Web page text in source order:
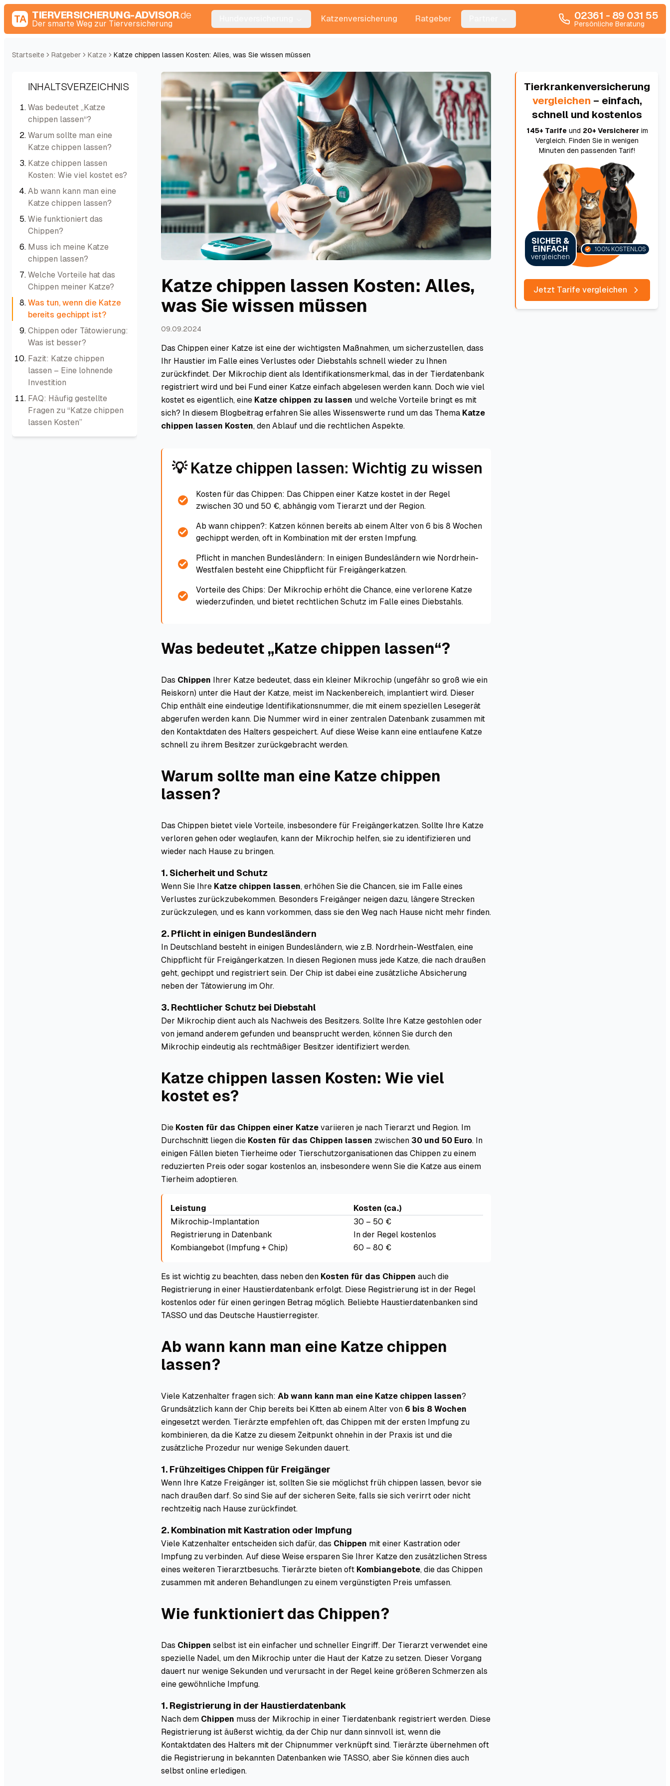
TA TIERVERSICHERUNG-ADVISOR.de
Der smarte Weg zur Tierversicherung
Katzenversicherung Ratgeber 02361 - 89 031 55
Persönliche Beratung
Startseite Ratgeber Katze Katze chippen lassen Kosten: Alles, was Sie wissen müssen
INHALTSVERZEICHNIS
Was bedeutet „Katze
chippen lassen“?
Warum sollte man eine
Katze chippen lassen?
Katze chippen lassen
Kosten: Wie viel kostet es?
Ab wann kann man eine
Katze chippen lassen?
Wie funktioniert das
Chippen?
Muss ich meine Katze
chippen lassen?
Welche Vorteile hat das
Chippen meiner Katze?
Was tun, wenn die Katze
bereits gechippt ist?
Chippen oder Tätowierung:
Was ist besser?
Fazit: Katze chippen
lassen – Eine lohnende
Investition
FAQ: Häufig gestellte
Fragen zu “Katze chippen
lassen Kosten”
Katze chippen lassen Kosten: Alles,
was Sie wissen müssen
09.09.2024
Das Chippen einer Katze ist eine der wichtigsten Maßnahmen, um sicherzustellen, dass
Ihr Haustier im Falle eines Verlustes oder Diebstahls schnell wieder zu Ihnen
zurückfindet. Der Mikrochip dient als Identifikationsmerkmal, das in der Tierdatenbank
registriert wird und bei Fund einer Katze einfach abgelesen werden kann. Doch wie viel
kostet es eigentlich, eine Katze chippen zu lassen und welche Vorteile bringt es mit
sich? In diesem Blogbeitrag erfahren Sie alles Wissenswerte rund um das Thema Katze
chippen lassen Kosten, den Ablauf und die rechtlichen Aspekte.
💡 Katze chippen lassen: Wichtig zu wissen
Kosten für das Chippen: Das Chippen einer Katze kostet in der Regel
zwischen 30 und 50 €, abhängig vom Tierarzt und der Region.
Ab wann chippen?: Katzen können bereits ab einem Alter von 6 bis 8 Wochen
gechippt werden, oft in Kombination mit der ersten Impfung.
Pflicht in manchen Bundesländern: In einigen Bundesländern wie Nordrhein-
Westfalen besteht eine Chippflicht für Freigängerkatzen.
Vorteile des Chips: Der Mikrochip erhöht die Chance, eine verlorene Katze
wiederzufinden, und bietet rechtlichen Schutz im Falle eines Diebstahls.
Was bedeutet „Katze chippen lassen“?
Das Chippen Ihrer Katze bedeutet, dass ein kleiner Mikrochip (ungefähr so groß wie ein
Reiskorn) unter die Haut der Katze, meist im Nackenbereich, implantiert wird. Dieser
Chip enthält eine eindeutige Identifikationsnummer, die mit einem speziellen Lesegerät
abgerufen werden kann. Die Nummer wird in einer zentralen Datenbank zusammen mit
den Kontaktdaten des Halters gespeichert. Auf diese Weise kann eine entlaufene Katze
schnell zu ihrem Besitzer zurückgebracht werden.
Warum sollte man eine Katze chippen
lassen?
Das Chippen bietet viele Vorteile, insbesondere für Freigängerkatzen. Sollte Ihre Katze
verloren gehen oder weglaufen, kann der Mikrochip helfen, sie zu identifizieren und
wieder nach Hause zu bringen.
1. Sicherheit und Schutz
Wenn Sie Ihre Katze chippen lassen, erhöhen Sie die Chancen, sie im Falle eines
Verlustes zurückzubekommen. Besonders Freigänger neigen dazu, längere Strecken
zurückzulegen, und es kann vorkommen, dass sie den Weg nach Hause nicht mehr finden.
2. Pflicht in einigen Bundesländern
In Deutschland besteht in einigen Bundesländern, wie z.B. Nordrhein-Westfalen, eine
Chippflicht für Freigängerkatzen. In diesen Regionen muss jede Katze, die nach draußen
geht, gechippt und registriert sein. Der Chip ist dabei eine zusätzliche Absicherung
neben der Tätowierung im Ohr.
3. Rechtlicher Schutz bei Diebstahl
Der Mikrochip dient auch als Nachweis des Besitzers. Sollte Ihre Katze gestohlen oder
von jemand anderem gefunden und beansprucht werden, können Sie durch den
Mikrochip eindeutig als rechtmäßiger Besitzer identifiziert werden.
Katze chippen lassen Kosten: Wie viel
kostet es?
Die Kosten für das Chippen einer Katze variieren je nach Tierarzt und Region. Im
Durchschnitt liegen die Kosten für das Chippen lassen zwischen 30 und 50 Euro. In
einigen Fällen bieten Tierheime oder Tierschutzorganisationen das Chippen zu einem
reduzierten Preis oder sogar kostenlos an, insbesondere wenn Sie die Katze aus einem
Tierheim adoptieren.
Leistung
Kosten (ca.)
Mikrochip-Implantation
30 – 50 €
Registrierung in Datenbank
In der Regel kostenlos
Kombiangebot (Impfung + Chip)
60 – 80 €
Es ist wichtig zu beachten, dass neben den Kosten für das Chippen auch die
Registrierung in einer Haustierdatenbank erfolgt. Diese Registrierung ist in der Regel
kostenlos oder für einen geringen Betrag möglich. Beliebte Haustierdatenbanken sind
TASSO und das Deutsche Haustierregister.
Ab wann kann man eine Katze chippen
lassen?
Viele Katzenhalter fragen sich: Ab wann kann man eine Katze chippen lassen?
Grundsätzlich kann der Chip bereits bei Kitten ab einem Alter von 6 bis 8 Wochen
eingesetzt werden. Tierärzte empfehlen oft, das Chippen mit der ersten Impfung zu
kombinieren, da die Katze zu diesem Zeitpunkt ohnehin in der Praxis ist und die
zusätzliche Prozedur nur wenige Sekunden dauert.
1. Frühzeitiges Chippen für Freigänger
Wenn Ihre Katze Freigänger ist, sollten Sie sie möglichst früh chippen lassen, bevor sie
nach draußen darf. So sind Sie auf der sicheren Seite, falls sie sich verirrt oder nicht
rechtzeitig nach Hause zurückfindet.
2. Kombination mit Kastration oder Impfung
Viele Katzenhalter entscheiden sich dafür, das Chippen mit einer Kastration oder
Impfung zu verbinden. Auf diese Weise ersparen Sie Ihrer Katze den zusätzlichen Stress
eines weiteren Tierarztbesuchs. Tierärzte bieten oft Kombiangebote, die das Chippen
zusammen mit anderen Behandlungen zu einem vergünstigten Preis umfassen.
Wie funktioniert das Chippen?
Das Chippen selbst ist ein einfacher und schneller Eingriff. Der Tierarzt verwendet eine
spezielle Nadel, um den Mikrochip unter die Haut der Katze zu setzen. Dieser Vorgang
dauert nur wenige Sekunden und verursacht in der Regel keine größeren Schmerzen als
eine gewöhnliche Impfung.
1. Registrierung in der Haustierdatenbank
Nach dem Chippen muss der Mikrochip in einer Tierdatenbank registriert werden. Diese
Registrierung ist äußerst wichtig, da der Chip nur dann sinnvoll ist, wenn die
Kontaktdaten des Halters mit der Chipnummer verknüpft sind. Tierärzte übernehmen oft
die Registrierung in bekannten Datenbanken wie TASSO, aber Sie können dies auch
selbst online erledigen.
Tierkrankenversicherung
vergleichen – einfach,
schnell und kostenlos
145+ Tarifeund 20+ Versichererim
Vergleich. Finden Sie in wenigen
Minuten den passenden Tarif!
SICHER &
EINFACH
vergleichen
100% KOSTENLOS
Jetzt Tarife vergleichen